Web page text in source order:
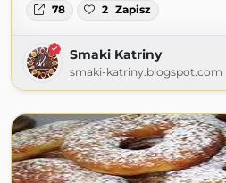
78 2 Zapisz
Smaki Katriny
smaki-katriny.blogspot.com